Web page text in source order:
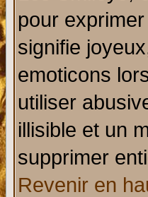
pour
signifie
emoticons
utiliser
illisible et un
supprimer
Revenir en